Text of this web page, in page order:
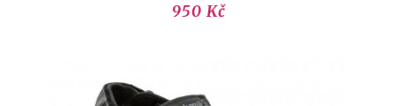
950 Kč